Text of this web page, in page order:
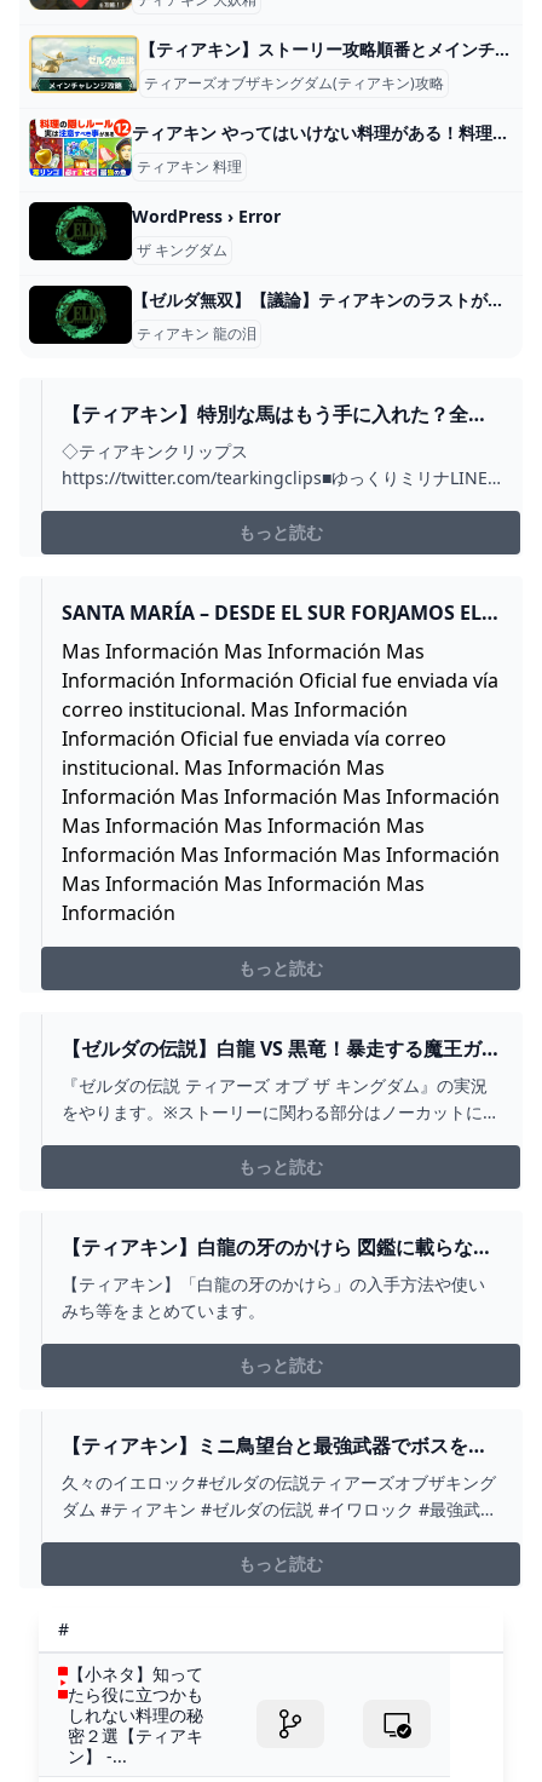
【ティアキン】ストーリー攻略順番とメインチャレンジ一覧【ゼルダの伝説ティアーズオブザキングダム】
ティアーズオブザキングダム(ティアキン)攻略
ティアキン やってはいけない料理がある！料理の隠れたコツ１２選 ゼルダの伝説 ティアーズ オブ ザ キングダム - YouTube
ティアキン 料理
WordPress › Error
ザ キングダム
【ゼルダ無双】【議論】ティアキンのラストが色々言われてるのはこういうところｗ ゼルダの伝説ティアキン攻略まとめ隊
ティアキン 龍の泪
【ティアキン】特別な馬はもう手に入れた？全６
頭の居場所と入手方法徹底解説！ - YOUTUBE
◇ティアキンクリップス
https://twitter.com/tearkingclips■ゆっくりミリナLINE
https://store.line.me/stickershop/product/11339845■
ゆっくりミリナグッズhttps://suzuri.jp/shihaininmil■ゼ
もっと読む
SANTA MARÍA – DESDE EL SUR FORJAMOS EL
FUTURO
Mas Información Mas Información Mas
Información Información Oficial fue enviada vía
correo institucional. Mas Información
Información Oficial fue enviada vía correo
institucional. Mas Información Mas
Información Mas Información Mas Información
Mas Información Mas Información Mas
Información Mas Información Mas Información
Mas Información Mas Información Mas
Información
もっと読む
【ゼルダの伝説】白龍 VS 黒竜！暴走する魔王ガノ
ンドロフとの戦いの結末は如何に...【ティアーズ
オブ ザ キングダム】＃７８（最終回） -
『ゼルダの伝説 ティアーズ オブ ザ キングダム』の実況
をやります。※ストーリーに関わる部分はノーカットにす
説 ティアーズ オブ ザ キングダム』実況の再生リスト
https://youtube.com/playlist?
もっと読む
【ティアキン】白龍の牙のかけら 図鑑に載らない
素材 - ゼルダの伝説 ティアーズオブザキングダム
攻略WIKI ティアキン ： ヘイグ攻略まとめWIKI
【ティアキン】「白龍の牙のかけら」の入手方法や使い
みち等をまとめています。
もっと読む
【ティアキン】ミニ鳥望台と最強武器でボスを叩
き潰す【ゼルダの伝説 ティアーズ オブ ザ キング
ダム】 - YOUTUBE
久々のイエロック#ゼルダの伝説ティアーズオブザキング
ダム #ティアキン #ゼルダの伝説 #イワロック #最強武器
もっと読む
#
【小ネタ】知って
たら役に立つかも
しれない料理の秘
密２選【ティアキ
ン】 -...